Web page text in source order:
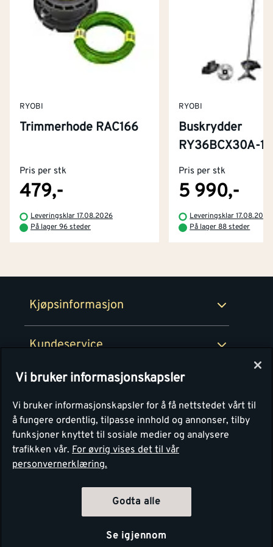
RYOBI
Trimmerhode RAC166
Pris per stk
479,-
Leveringsklar 17.08.2026
På lager 96 steder
RYOBI
Buskrydder
RY36BCX30A-
Pris per stk
5 990,-
Leveringsklar 17.08.2026
På lager 88 steder
Kjøpsinformasjon
Kjøpsbetingelser
Retur- og angrerettsskjema
Kundeservice
Tjenester
Montér Klubb
Montér
Byggevarehus og åpningstider
Prismatch
Personvern
Vi bruker informasjonskapsler
Vi bruker informasjonskapsler for å få nettstedet vårt til
å fungere ordentlig, tilpasse innhold og annonser, tilby
funksjoner knyttet til sosiale medier og analysere
trafikken vår. For øvrig vises det til vår
personvernerklæring.
Godta alle
Se igjennom